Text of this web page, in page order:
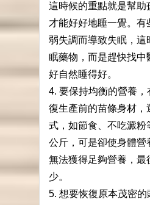
這時候的重點就是幫助
才能好好地睡一覺。有
弱失調而導致失眠，這
眠藥物，而是趕快找中
好自然睡得好。
4. 要保持均衡的營養，
復生產前的苗條身材，
式，如節食、不吃澱粉
公斤，可是卻使身體營
無法獲得足夠營養，最
少。
5. 想要恢復原本茂密